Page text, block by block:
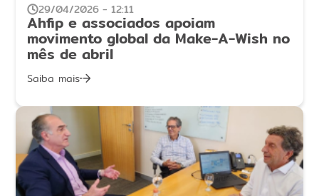
29/04/2026 - 12:11
Ahfip e associados apoiam
movimento global da Make-A-Wish no
mês de abril
Saiba mais